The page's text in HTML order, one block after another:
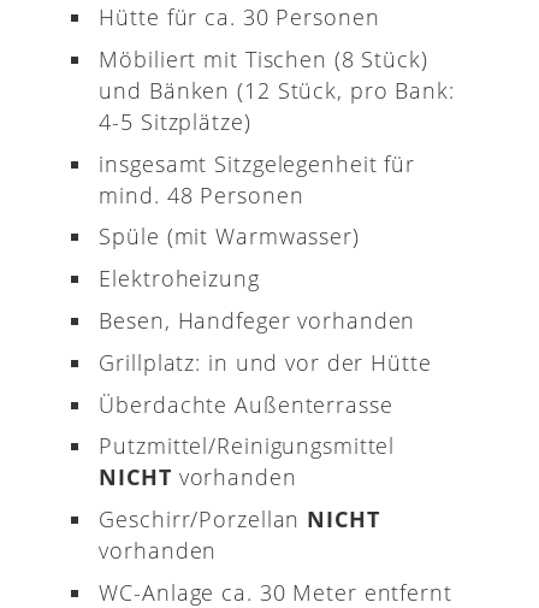
Hütte für ca. 30 Personen
Möbiliert mit Tischen (8 Stück)
und Bänken (12 Stück, pro Bank:
4-5 Sitzplätze)
insgesamt Sitzgelegenheit für
mind. 48 Personen
Spüle (mit Warmwasser)
Elektroheizung
Besen, Handfeger vorhanden
Grillplatz: in und vor der Hütte
Überdachte Außenterrasse
Putzmittel/Reinigungsmittel
NICHT vorhanden
Geschirr/Porzellan NICHT
vorhanden
WC-Anlage ca. 30 Meter entfernt